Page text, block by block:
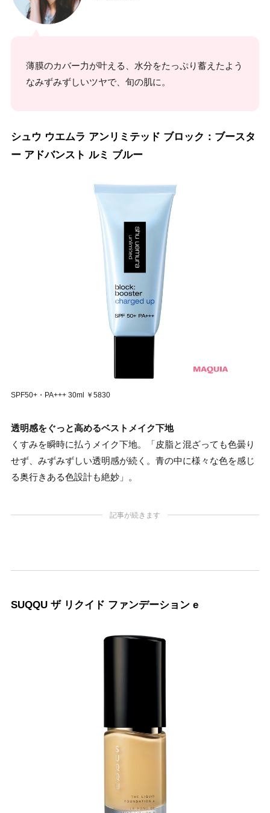
薄膜のカバー力が叶える、水分をたっぷり蓄えたよう
なみずみずしいツヤで、旬の肌に。
シュウ ウエムラ アンリミテッド ブロック：ブースタ
ー アドバンスト ルミ ブルー
SPF50+・PA+++ 30ml ￥5830
透明感をぐっと高めるベストメイク下地
くすみを瞬時に払うメイク下地。「皮脂と混ざっても色曇り
せず、みずみずしい透明感が続く。青の中に様々な色を感じ
る奥行きある色設計も絶妙」。
記事が続きます
SUQQU ザ リクイド ファンデーション e